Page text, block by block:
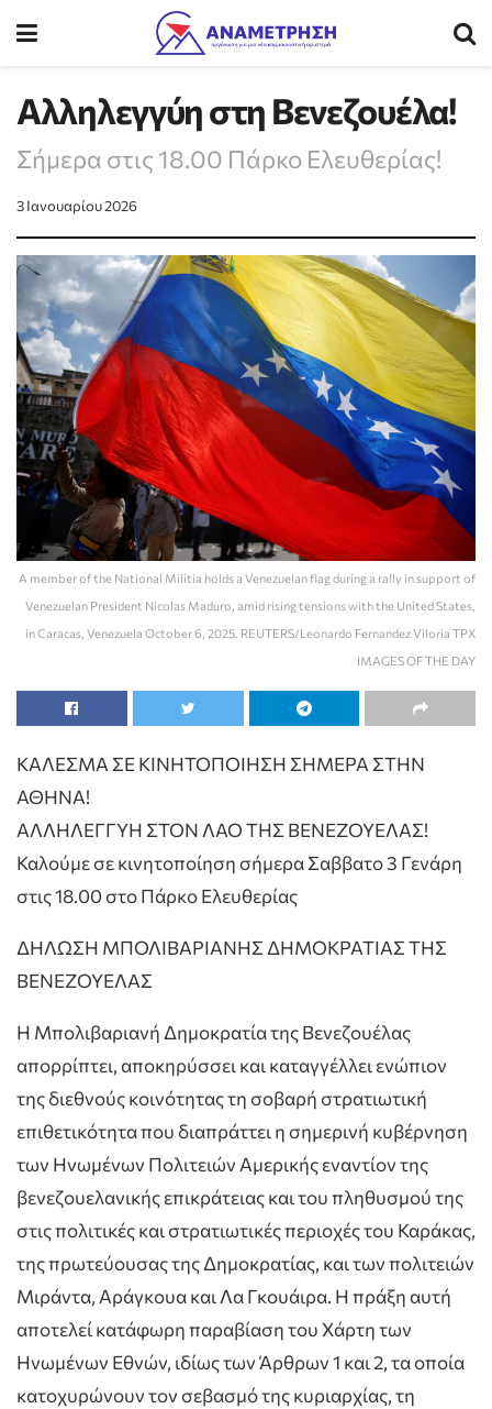
Αλληλεγγύη στη Βενεζουέλα!
Σήμερα στις 18.00 Πάρκο Ελευθερίας!
3 Ιανουαρίου 2026
A member of the National Militia holds a Venezuelan flag during a rally in support of
Venezuelan President Nicolas Maduro, amid rising tensions with the United States,
in Caracas, Venezuela October 6, 2025. REUTERS/Leonardo Fernandez Viloria TPX
IMAGES OF THE DAY
ΚΑΛΕΣΜΑ ΣΕ ΚΙΝΗΤΟΠΟΙΗΣΗ ΣΗΜΕΡΑ ΣΤΗΝ
ΑΘΗΝΑ!
ΑΛΛΗΛΕΓΓΥΗ ΣΤΟΝ ΛΑΟ ΤΗΣ ΒΕΝΕΖΟΥΕΛΑΣ!
Καλούμε σε κινητοποίηση σήμερα Σαββατο 3 Γενάρη
στις 18.00 στο Πάρκο Ελευθερίας
ΔΗΛΩΣΗ ΜΠΟΛΙΒΑΡΙΑΝΗΣ ΔΗΜΟΚΡΑΤΙΑΣ ΤΗΣ
ΒΕΝΕΖΟΥΕΛΑΣ
Η Μπολιβαριανή Δημοκρατία της Βενεζουέλας
απορρίπτει, αποκηρύσσει και καταγγέλλει ενώπιον
της διεθνούς κοινότητας τη σοβαρή στρατιωτική
επιθετικότητα που διαπράττει η σημερινή κυβέρνηση
των Ηνωμένων Πολιτειών Αμερικής εναντίον της
βενεζουελανικής επικράτειας και του πληθυσμού της
στις πολιτικές και στρατιωτικές περιοχές του Καράκας,
της πρωτεύουσας της Δημοκρατίας, και των πολιτειών
Μιράντα, Αράγκουα και Λα Γκουάιρα. Η πράξη αυτή
αποτελεί κατάφωρη παραβίαση του Χάρτη των
Ηνωμένων Εθνών, ιδίως των Άρθρων 1 και 2, τα οποία
κατοχυρώνουν τον σεβασμό της κυριαρχίας, τη